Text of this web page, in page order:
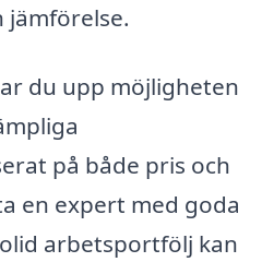
du upp möjligheten
på både pris och
en expert med goda
arbetsportfölj kan